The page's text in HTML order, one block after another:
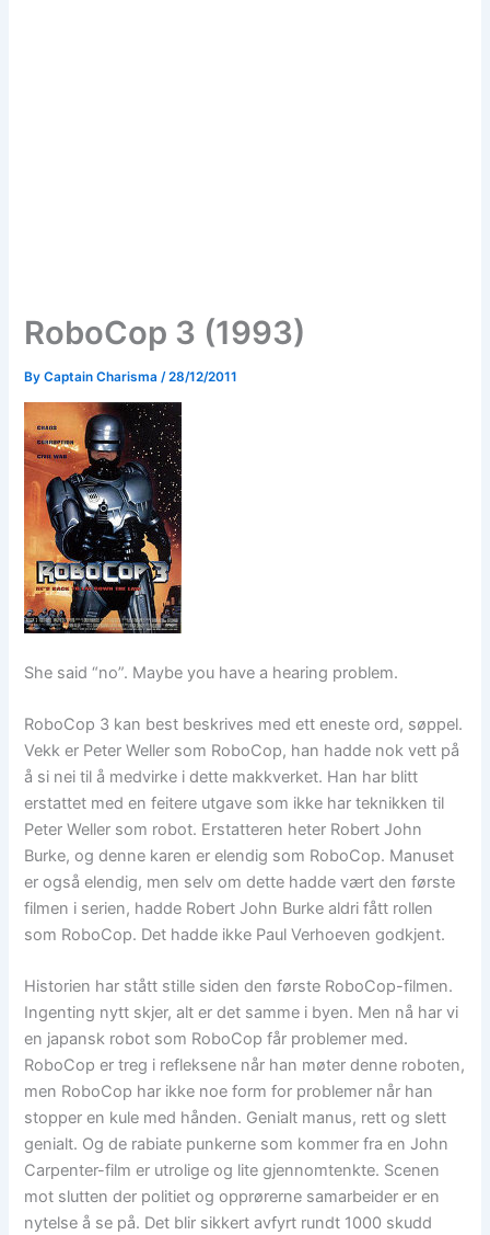
RoboCop 3 (1993)
ByCaptain Charisma /28/12/2011
She said “no”. Maybe you have a hearing problem.
RoboCop 3 kan best beskrives med ett eneste ord, søppel.
Vekk er Peter Weller som RoboCop, han hadde nok vett på
å si nei til å medvirke i dette makkverket. Han har blitt
erstattet med en feitere utgave som ikke har teknikken til
Peter Weller som robot. Erstatteren heter Robert John
Burke, og denne karen er elendig som RoboCop. Manuset
er også elendig, men selv om dette hadde vært den første
filmen i serien, hadde Robert John Burke aldri fått rollen
som RoboCop. Det hadde ikke Paul Verhoeven godkjent.
Historien har stått stille siden den første RoboCop-filmen.
Ingenting nytt skjer, alt er det samme i byen. Men nå har vi
en japansk robot som RoboCop får problemer med.
RoboCop er treg i refleksene når han møter denne roboten,
men RoboCop har ikke noe form for problemer når han
stopper en kule med hånden. Genialt manus, rett og slett
genialt. Og de rabiate punkerne som kommer fra en John
Carpenter-film er utrolige og lite gjennomtenkte. Scenen
mot slutten der politiet og opprørerne samarbeider er en
nytelse å se på. Det blir sikkert avfyrt rundt 1000 skudd